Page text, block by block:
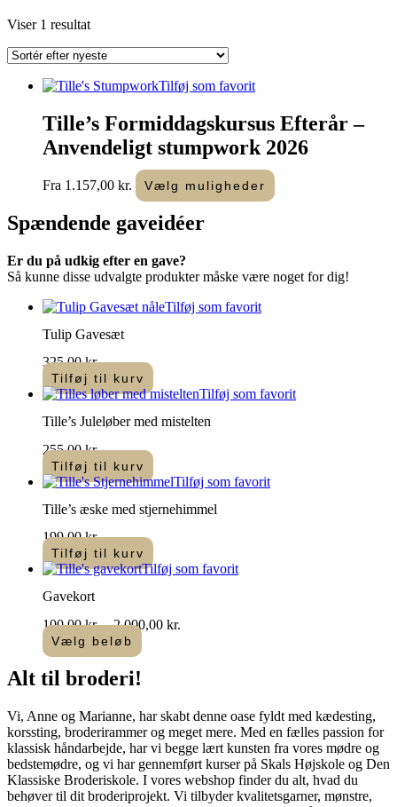
Viser 1 resultat
Tilføj som favorit
Tille’s Formiddagskursus Efterår –
Anvendeligt stumpwork 2026
Fra 1.157,00 kr. Vælg muligheder
vare
kan
Spændende gaveidéer
Er du på udkig efter en gave?
Så kunne disse udvalgte produkter måske være noget for dig!
Tilføj som favorit
Tulip Gavesæt
325,00kr.
Tilføj til kurv
Tilføj som favorit
Tille’s Juleløber med mistelten
255,00kr.
Tilføj til kurv
Tilføj som favorit
Tille’s æske med stjernehimmel
199,00kr.
Tilføj til kurv
Tilføj som favorit
Gavekort
100,00kr. – 2.000,00 kr.
Vælg beløb
Dette
vare
har
varianter.
Mulighederne
kan
vælges
på
varesiden
Alt til broderi!​
Vi, Anne og Marianne, har skabt denne oase fyldt med kædesting,
korssting, broderirammer og meget mere. Med en fælles passion for
klassisk håndarbejde, har vi begge lært kunsten fra vores mødre og
bedstemødre, og vi har gennemført kurser på Skals Højskole og Den
Klassiske Broderiskole. I vores webshop finder du alt, hvad du
behøver til dit broderiprojekt. Vi tilbyder kvalitetsgarner, mønstre,